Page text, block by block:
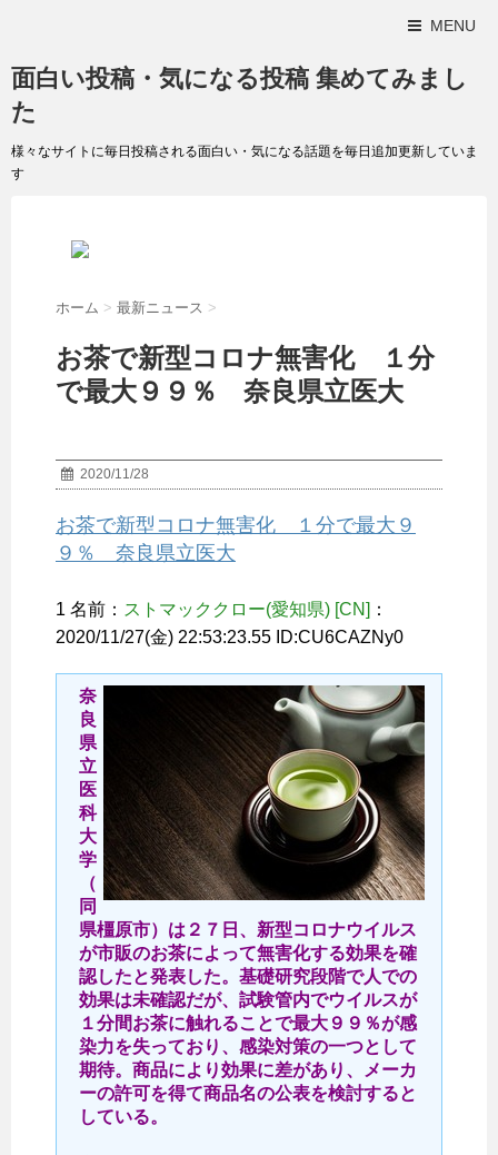
MENU
面白い投稿・気になる投稿 集めてみまし
た
様々なサイトに毎日投稿される面白い・気になる話題を毎日追加更新していま
す
ホーム > 最新ニュース >
お茶で新型コロナ無害化 １分
で最大９９％ 奈良県立医大
2020/11/28
お茶で新型コロナ無害化 １分で最大９
９％ 奈良県立医大
1 名前： ストマッククロー(愛知県) [CN] ：
2020/11/27(金) 22:53:23.55 ID:CU6CAZNy0
奈
良
県
立
医
科
大
学
（
同
県橿原市）は２７日、新型コロナウイルス
が市販のお茶によって無害化する効果を確
認したと発表した。基礎研究段階で人での
効果は未確認だが、試験管内でウイルスが
１分間お茶に触れることで最大９９％が感
染力を失っており、感染対策の一つとして
期待。商品により効果に差があり、メーカ
ーの許可を得て商品名の公表を検討すると
している。